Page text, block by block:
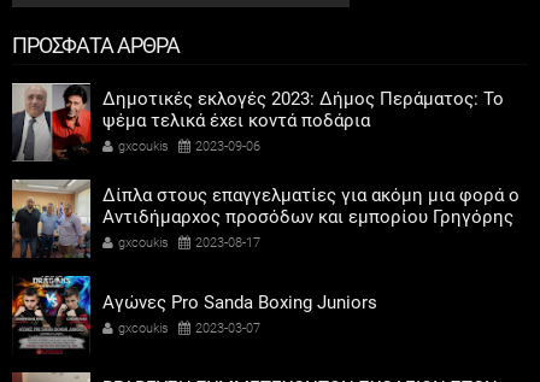
ΠΡΟΣΦΑΤΑ ΑΡΘΡΑ
Δημοτικές εκλογές 2023: Δήμος Περάματος: Το
ψέμα τελικά έχει κοντά ποδάρια
gxcoukis 2023-09-06
Δίπλα στους επαγγελματίες για ακόμη μια φορά ο
Αντιδήμαρχος προσόδων και εμπορίου Γρηγόρης
Καψοκόλης
gxcoukis 2023-08-17
Αγώνες Pro Sanda Boxing Juniors
gxcoukis 2023-03-07